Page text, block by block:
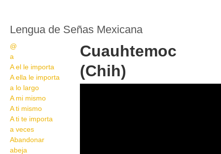
Lengua de Señas Mexicana
@
a
A el le importa
A ella le importa
a lo largo
A mi mismo
A ti mismo
A ti te importa
a veces
Abandonar
abeja
Cuauhtemoc
(Chih)